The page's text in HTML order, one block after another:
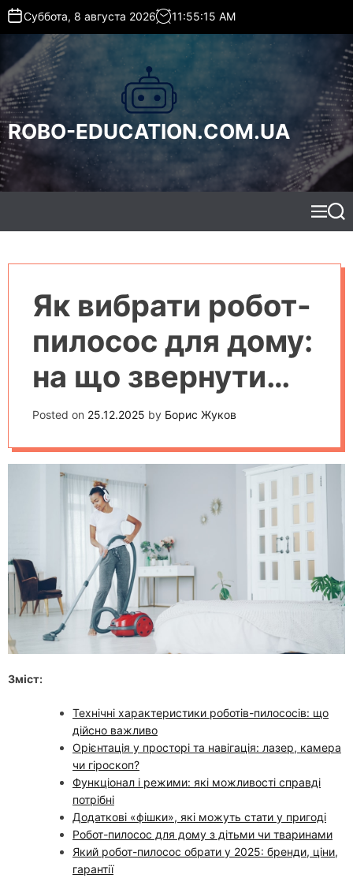
t
o
c
o
n
t
e
Суббота, 8 августа 2026 11:55:17 AM
ROBO-EDUCATION.COM.UA
M
e
S
e
Як вибрати робот-
пилосос для дому:
на що звернути
увагу у 2025 році
Posted on 25.12.2025 by Борис Жуков
Зміст:
Технічні характеристики роботів-пилососів: що
дійсно важливо
Орієнтація у просторі та навігація: лазер, камера
чи гіроскоп?
Функціонал і режими: які можливості справді
потрібні
Додаткові «фішки», які можуть стати у пригоді
Робот-пилосос для дому з дітьми чи тваринами
Який робот-пилосос обрати у 2025: бренди, ціни,
гарантії